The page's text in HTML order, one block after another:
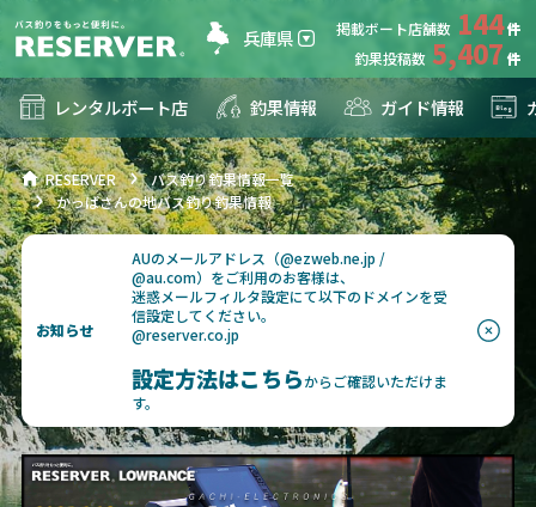
兵庫県 掲載ボート店舗数 144
釣果投稿数 5,407
レンタルボート店 釣果情報 ガイド情報
RESERVER
バス釣り釣果情報一覧
かっぱさんの地バス釣り釣果情報
お知らせ
AUのメールアドレス（@ezweb.ne.jp /
@au.com）をご利用のお客様は、
迷惑メールフィルタ設定にて以下のドメインを受
信設定してください。
@reserver.co.jp
設定方法はこちらからご確認いただけま
す。